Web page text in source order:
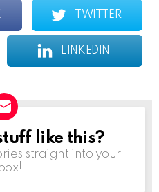
TWITTER
LINKEDIN
like this?
straight into your